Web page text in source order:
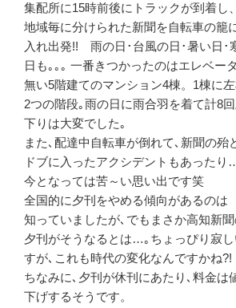
集配所に15時前後にトラックが到着し、
地域毎に分けられた新聞を自転車の籠
入れ出発!! 雨の日･台風の日･暑い日･
日も｡｡｡ 一番きつかったのはエレベー
無い5階建てのマンション4棟。1棟に
2つの階段｡雨の日に雨合羽を着て計8回
下りは大変でした｡
また､配達中自転車が倒れて､新聞の殆
ドブに入ったアクシデントもあったり…
今となっては苦～い思い出です笑
全国的に夕刊をやめる傾向があるのは
知っていましたが､でもまさか高知新
夕刊がそうなるとは…｡ちょっぴり寂
すが､これも時代の変化なんですかね?!
ちなみに､夕刊が休刊にあたり､料金は
下げするそうです。